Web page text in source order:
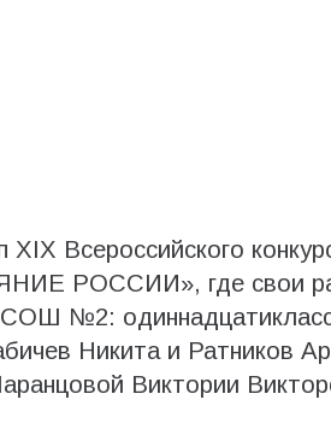
Всероссийского
РОССИИ», где свои
№2:
Никита и Ратников
Виктории